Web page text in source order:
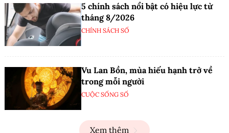
5 chính sách nổi bật có hiệu lực từ
tháng 8/2026
CHÍNH SÁCH SỐ
Vu Lan Bồn, mùa hiếu hạnh trở về
trong mỗi người
CUỘC SỐNG SỐ
Xem thêm